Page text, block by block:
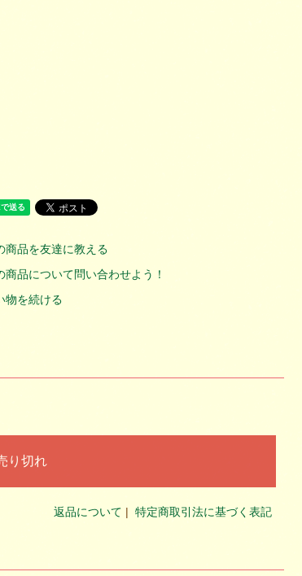
商品を友達に教える
商品について問い合わせよう！
物を続ける
返品について | 特定商取引法に基づく表記